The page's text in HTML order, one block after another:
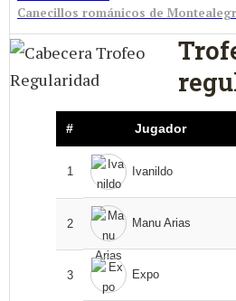
Canecillos románicos de
# Jugador
1 Ivanildo
2 Manu Arias
3 Expo